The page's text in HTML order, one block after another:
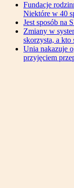
Fundacje
Niektóre w 40
Jest sposób na
Zmiany w
skorzysta, a kto
Unia nakazuje
przyjęciem